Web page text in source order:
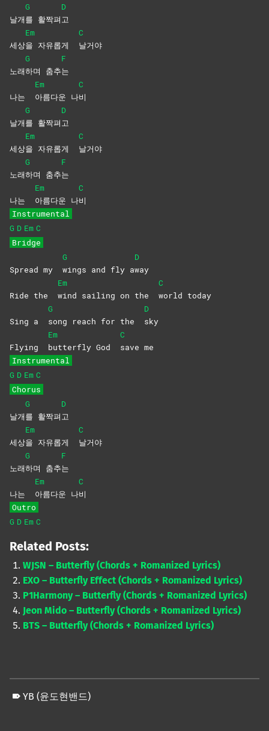
날개
G
를 활짝펴
D
고
세상
Em
을 자유롭게
C
날거야
노래
G
하며 춤추
F
는
나는
Em
아름다운 나
C
비
날개
G
를 활짝펴
D
고
세상
Em
을 자유롭게
C
날거야
노래
G
하며 춤추
F
는
나는
Em
아름다운 나
C
비
Instrumental
G D Em C
Bridge
Spread my
G
wings and fly a
D
way
Ride the
Em
wind sailing on the
C
world today
Sing a
G
song reach for the
D
sky
Flying
Em
butterfly God
C
save me
Instrumental
G D Em C
Chorus
날개
G
를 활짝펴
D
고
세상
Em
을 자유롭게
C
날거야
노래
G
하며 춤추
F
는
나는
Em
아름다운 나
C
비
Outro
G D Em C
Related Posts:
WJSN – Butterfly (Chords + Romanized Lyrics)
EXO – Butterfly Effect (Chords + Romanized Lyrics)
P1Harmony – Butterfly (Chords + Romanized Lyrics)
Jeon Mido – Butterfly (Chords + Romanized Lyrics)
BTS – Butterfly (Chords + Romanized Lyrics)
YB (윤도현밴드)